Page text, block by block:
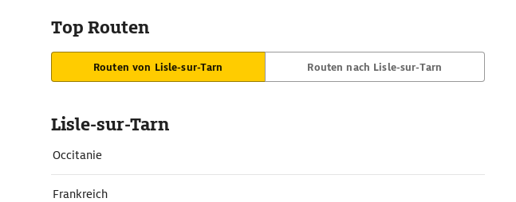
Top Routen
Routen von Lisle-sur-Tarn Routen nach Lisle-sur-Tarn
Lisle-sur-Tarn
Occitanie
Frankreich